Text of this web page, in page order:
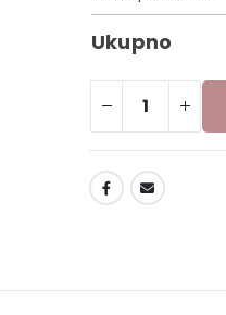
Ukupno